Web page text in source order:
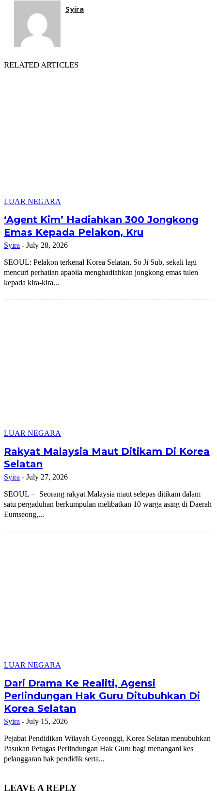
Syira
RELATED ARTICLES
LUAR NEGARA
‘Agent Kim’ Hadiahkan 300 Jongkong
Emas Kepada Pelakon, Kru
Syira - July 28, 2026
SEOUL: Pelakon terkenal Korea Selatan, So Ji Sub, sekali lagi
mencuri perhatian apabila menghadiahkan jongkong emas tulen
kepada kira-kira...
LUAR NEGARA
Rakyat Malaysia Maut Ditikam Di Korea
Selatan
Syira - July 27, 2026
SEOUL – Seorang rakyat Malaysia maut selepas ditikam dalam
satu pergaduhan berkumpulan melibatkan 10 warga asing di Daerah
Eumseong,...
LUAR NEGARA
Dari Drama Ke Realiti, Agensi
Perlindungan Hak Guru Ditubuhkan Di
Korea Selatan
Syira - July 15, 2026
Pejabat Pendidikan Wilayah Gyeonggi, Korea Selatan menubuhkan
Pasukan Petugas Perlindungan Hak Guru bagi menangani kes
pelanggaran hak pendidik serta...
LEAVE A REPLY